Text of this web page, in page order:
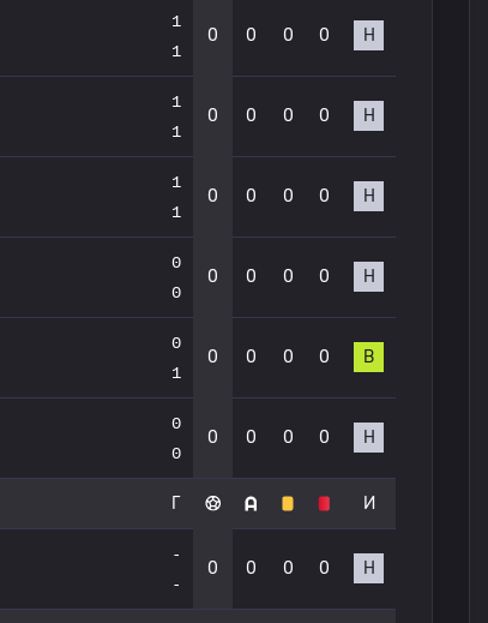
1
1
0 0 0 0 Н
1
1
0 0 0 0 Н
1
1
0 0 0 0 Н
0
0
0 0 0 0 Н
0
1
0 0 0 0 В
0
0
0 0 0 0 Н
Г И
-
-
0 0 0 0 Н